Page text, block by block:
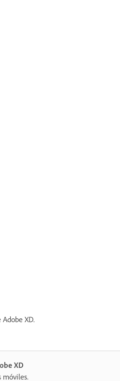
XD.
XD
móviles.